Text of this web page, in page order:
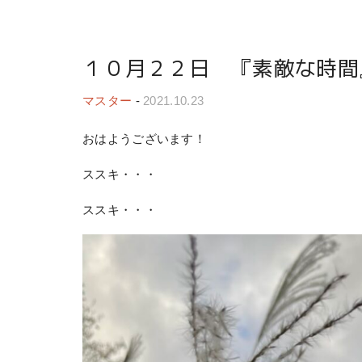
１０月２２日 『素敵な時
マスター - 2021.10.23
おはようございます！
ススキ・・・
ススキ・・・